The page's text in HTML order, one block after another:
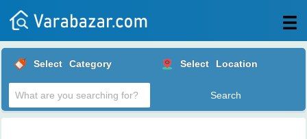
Posts
Login
Select Category Select Location